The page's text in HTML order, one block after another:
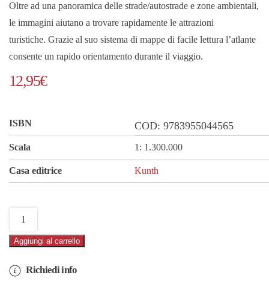
Oltre ad una panoramica delle strade/autostrade e zone ambientali,
le immagini aiutano a trovare rapidamente le attrazioni
turistiche. Grazie al suo sistema di mappe di facile lettura l’atlante
consente un rapido orientamento durante il viaggio.
12,95€
ISBN COD: 9783955044565
Scala 1: 1.300.000
Casa editrice Kunth
Svezia
quantità
Aggiungi al carrello
Richiedi info